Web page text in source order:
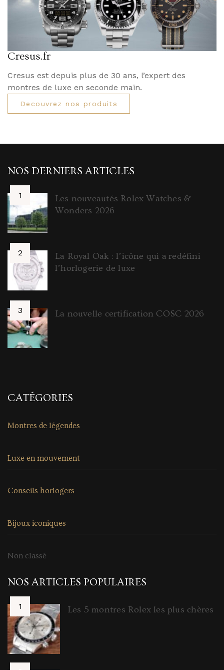
Cresus.fr
Cresus est depuis plus de 30 ans, l’expert des
montres de luxe en seconde main.
Decouvrez nos produits
NOS DERNIERS ARTICLES
Les nouveautés Rolex Watches &
Wonders 2026
La Royal Oak : l’icône qui a redéfini
l’horlogerie de luxe
La nouvelle certification COSC 2026
CATÉGORIES
Montres de légendes
Luxe en mouvement
Conseils horlogers
Bijoux iconiques
Non classé
NOS ARTICLES POPULAIRES
Les 5 montres Rolex les plus chères